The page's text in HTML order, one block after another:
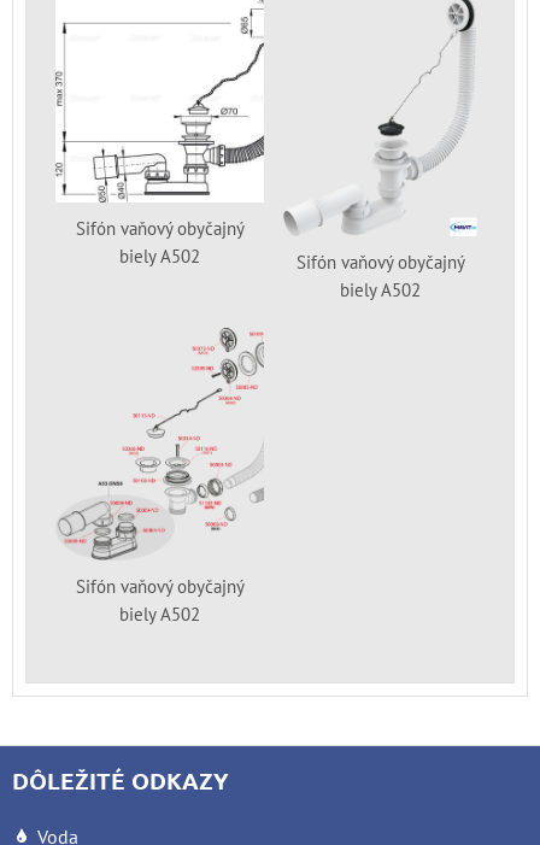
Sifón vaňový obyčajný
biely A502
Sifón vaňový obyčajný
biely A502
Sifón vaňový obyčajný
biely A502
DÔLEŽITÉ ODKAZY
Voda